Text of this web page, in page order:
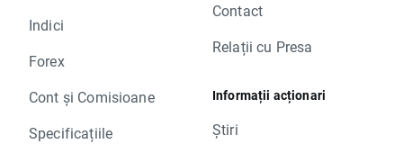
Indici
Forex
Cont și Comisioane
Specificațiile
Contact
Relații cu Presa
Informații acționari
Știri